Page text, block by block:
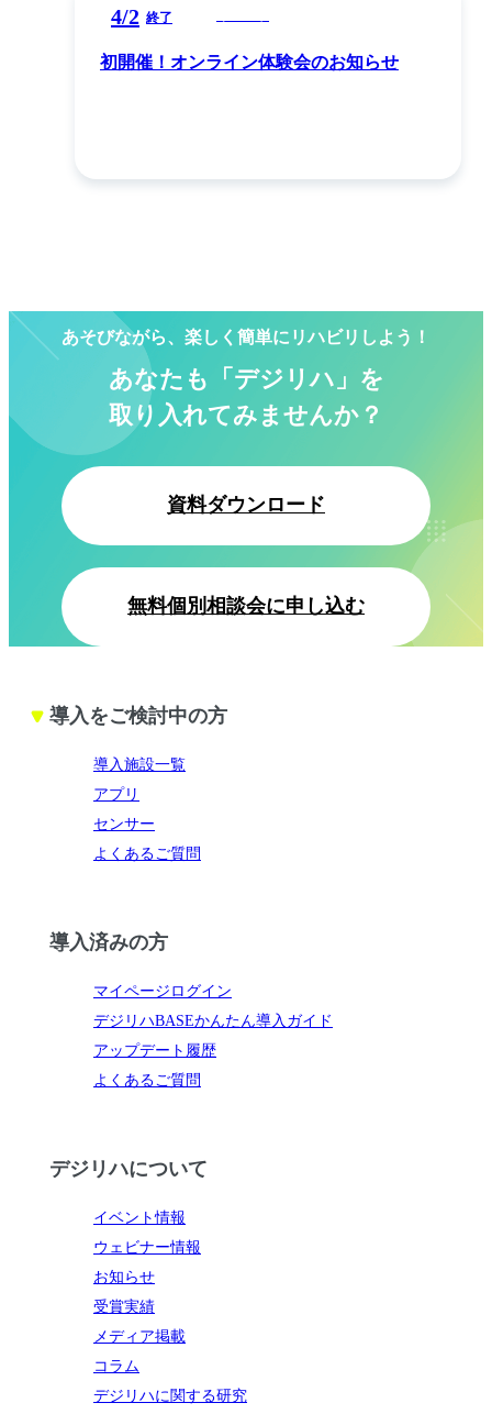
4/2 終了
初開催！オンライン体験会のお知らせ
あそびながら、楽しく簡単にリハビリしよう！
あなたも「デジリハ」を
取り入れてみませんか？
資料ダウンロード
無料個別相談会に申し込む
導入をご検討中の方
導入施設一覧
アプリ
センサー
よくあるご質問
導入済みの方
マイページログイン
デジリハBASEかんたん導入ガイド
アップデート履歴
よくあるご質問
デジリハについて
イベント情報
ウェビナー情報
お知らせ
受賞実績
メディア掲載
コラム
デジリハに関する研究